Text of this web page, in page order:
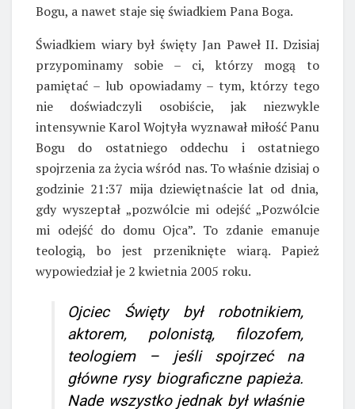
Bogu, a nawet staje się świadkiem Pana Boga.
Świadkiem wiary był święty Jan Paweł II. Dzisiaj
przypominamy sobie – ci, którzy mogą to
pamiętać – lub opowiadamy – tym, którzy tego
nie doświadczyli osobiście, jak niezwykle
intensywnie Karol Wojtyła wyznawał miłość Panu
Bogu do ostatniego oddechu i ostatniego
spojrzenia za życia wśród nas. To właśnie dzisiaj o
godzinie 21:37 mija dziewiętnaście lat od dnia,
gdy wyszeptał „pozwólcie mi odejść „Pozwólcie
mi odejść do domu Ojca”. To zdanie emanuje
teologią, bo jest przeniknięte wiarą. Papież
wypowiedział je 2 kwietnia 2005 roku.
Ojciec Święty był robotnikiem,
aktorem, polonistą, filozofem,
teologiem – jeśli spojrzeć na
główne rysy biograficzne papieża.
Nade wszystko jednak był właśnie